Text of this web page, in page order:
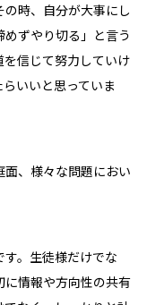
時、自分が大事にし
ずやり切る」と言う
信じて努力していけ
いいと思っていま
、様々な問題におい
。生徒様だけでな
に情報や方向性の共有